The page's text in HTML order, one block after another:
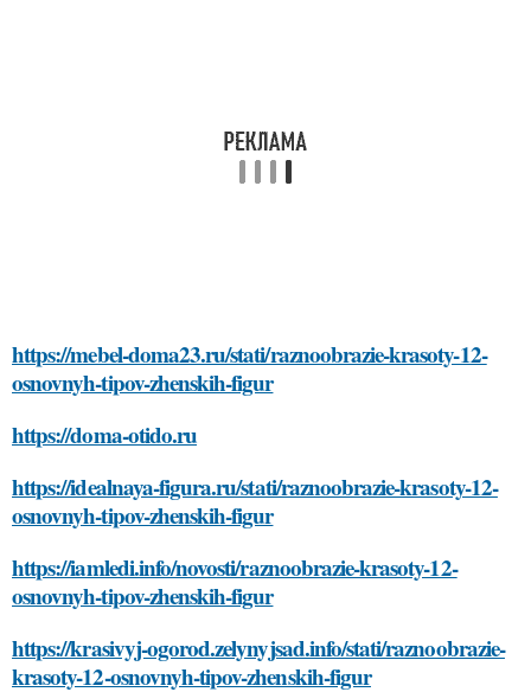
https://mebel-doma23.ru/stati/raznoobrazie-krasoty-12-
osnovnyh-tipov-zhenskih-figur
https://doma-otido.ru
https://idealnaya-figura.ru/stati/raznoobrazie-krasoty-12-
osnovnyh-tipov-zhenskih-figur
https://iamledi.info/novosti/raznoobrazie-krasoty-12-
osnovnyh-tipov-zhenskih-figur
https://krasivyj-ogorod.zelynyjsad.info/stati/raznoobrazie-
krasoty-12-osnovnyh-tipov-zhenskih-figur